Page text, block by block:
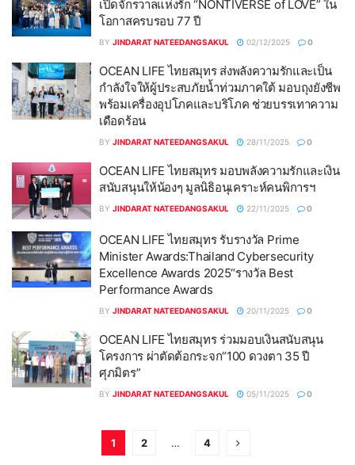
เปิดจักรวาลแห่งรัก “NONTIVERSE of LOVE” ใน
โอกาสครบรอบ 77 ปี
BY JINDARAT NATEEDANGSAKUL 02/12/2025 0
OCEAN LIFE ไทยสมุทร ส่งพลังความรักและเป็น
กำลังใจให้ผู้ประสบภัยน้ำท่วมภาคใต้ มอบถุงยังชีพ
พร้อมเครื่องอุปโภคและบริโภค ช่วยบรรเทาความ
เดือดร้อน
BY JINDARAT NATEEDANGSAKUL 28/11/2025 0
OCEAN LIFE ไทยสมุทร มอบพลังความรักและเงิน
สนับสนุนให้น้องๆ มูลนิธิอนุเคราะห์คนพิการฯ
BY JINDARAT NATEEDANGSAKUL 22/11/2025 0
OCEAN LIFE ไทยสมุทร รับรางวัล Prime
Minister Awards:Thailand Cybersecurity
Excellence Awards 2025“รางวัล Best
Performance Awards
BY JINDARAT NATEEDANGSAKUL 20/11/2025 0
OCEAN LIFE ไทยสมุทร ร่วมมอบเงินสนับสนุน
โครงการ ผ่าตัดต้อกระจก“100 ดวงตา 35 ปี
ศุภมิตร”
BY JINDARAT NATEEDANGSAKUL 05/11/2025 0
1 2 … 4